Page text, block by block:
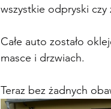
wszystkie odpryski czy
Całe auto zostało
masce i drzwiach.
Teraz bez żadnych